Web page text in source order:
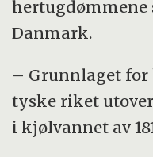
hertugdømmene
Danmark.
– Grunnlaget
tyske riket
i kjølvannet av